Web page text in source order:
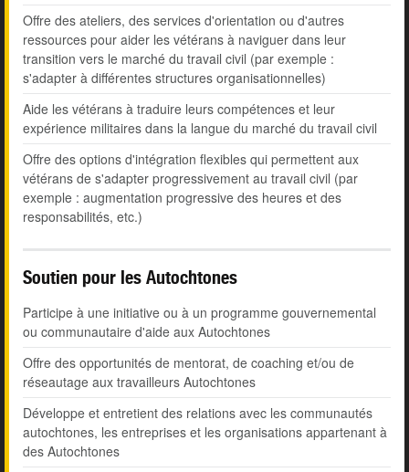
Offre des ateliers, des services d'orientation ou d'autres
ressources pour aider les vétérans à naviguer dans leur
transition vers le marché du travail civil (par exemple :
s'adapter à différentes structures organisationnelles)
Aide les vétérans à traduire leurs compétences et leur
expérience militaires dans la langue du marché du travail civil
Offre des options d'intégration flexibles qui permettent aux
vétérans de s'adapter progressivement au travail civil (par
exemple : augmentation progressive des heures et des
responsabilités, etc.)
Soutien pour les Autochtones
Participe à une initiative ou à un programme gouvernemental
ou communautaire d'aide aux Autochtones
Offre des opportunités de mentorat, de coaching et/ou de
réseautage aux travailleurs Autochtones
Développe et entretient des relations avec les communautés
autochtones, les entreprises et les organisations appartenant à
des Autochtones